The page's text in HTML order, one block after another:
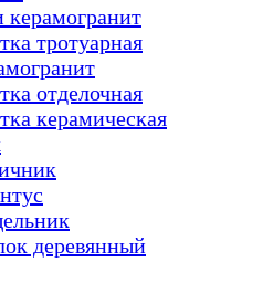
керамогранит
тротуарная
отделочная
керамическая
деревянный